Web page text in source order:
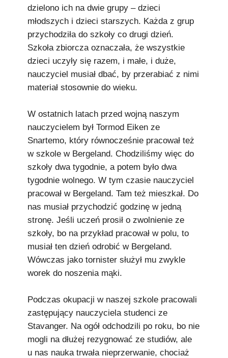
dzielono ich na dwie grupy – dzieci
młodszych i dzieci starszych. Każda z grup
przychodziła do szkoły co drugi dzień.
Szkoła zbiorcza oznaczała, że wszystkie
dzieci uczyły się razem, i małe, i duże,
nauczyciel musiał dbać, by przerabiać z nimi
materiał stosownie do wieku.
W ostatnich latach przed wojną naszym
nauczycielem był Tormod Eiken ze
Snartemo, który równocześnie pracował też
w szkole w Bergeland. Chodziliśmy więc do
szkoły dwa tygodnie, a potem było dwa
tygodnie wolnego. W tym czasie nauczyciel
pracował w Bergeland. Tam też mieszkał. Do
nas musiał przychodzić godzinę w jedną
stronę. Jeśli uczeń prosił o zwolnienie ze
szkoły, bo na przykład pracował w polu, to
musiał ten dzień odrobić w Bergeland.
Wówczas jako tornister służył mu zwykle
worek do noszenia mąki.
Podczas okupacji w naszej szkole pracowali
zastępujący nauczyciela studenci ze
Stavanger. Na ogół odchodzili po roku, bo nie
mogli na dłużej rezygnować ze studiów, ale
u nas nauka trwała nieprzerwanie, chociaż